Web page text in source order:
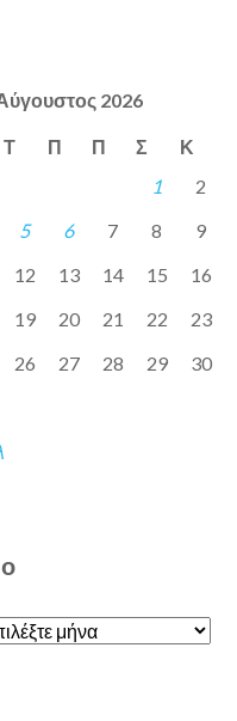
2026
Τ Π Π Σ Κ
1
2
5 6 7 8
9
12 13 14 15
16
19 20 21 22
23
26 27 28 29
30